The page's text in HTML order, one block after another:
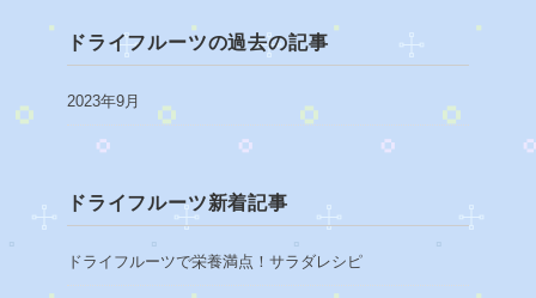
ドライフルーツの過去の記事
2023年9月
ドライフルーツ新着記事
ドライフルーツで栄養満点！サラダレシピ